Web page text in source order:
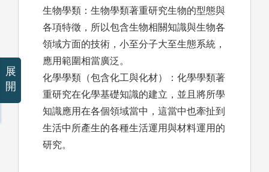
生物學類：生物學類著重研究生物的型態與
各項特徵，所以包含生物相關知識與生物各
領域方面的技術，小至分子大至生態系統，
應用範圍相當廣泛。
化學學類（包含化工與化材）：化學學類著
重研究在化學基礎知識的建立，並且將所學
知識應用在各個領域當中，這當中也牽扯到
生活中所產生的各種生活運用與材料運用的
研究。
展
開